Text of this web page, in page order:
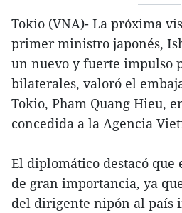
Tokio (VNA)- La próxima
primer ministro japonés,
un nuevo y fuerte impulso
bilaterales, valoró el
Tokio, Pham Quang Hieu,
concedida a la Agencia
El diplomático destacó que
de gran importancia, ya
del dirigente nipón al país